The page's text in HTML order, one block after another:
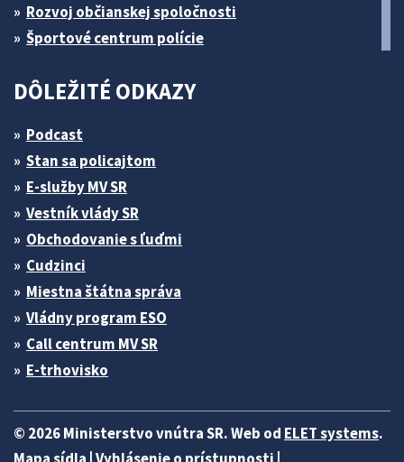
Rozvoj občianskej spoločnosti
Športové centrum polície
DÔLEŽITÉ ODKAZY
Podcast
Stan sa policajtom
E-služby MV SR
Vestník vlády SR
Obchodovanie s ľuďmi
Cudzinci
Miestna štátna správa
Vládny program ESO
Call centrum MV SR
E-trhovisko
© 2026 Ministerstvo vnútra SR. Web od ELET systems.